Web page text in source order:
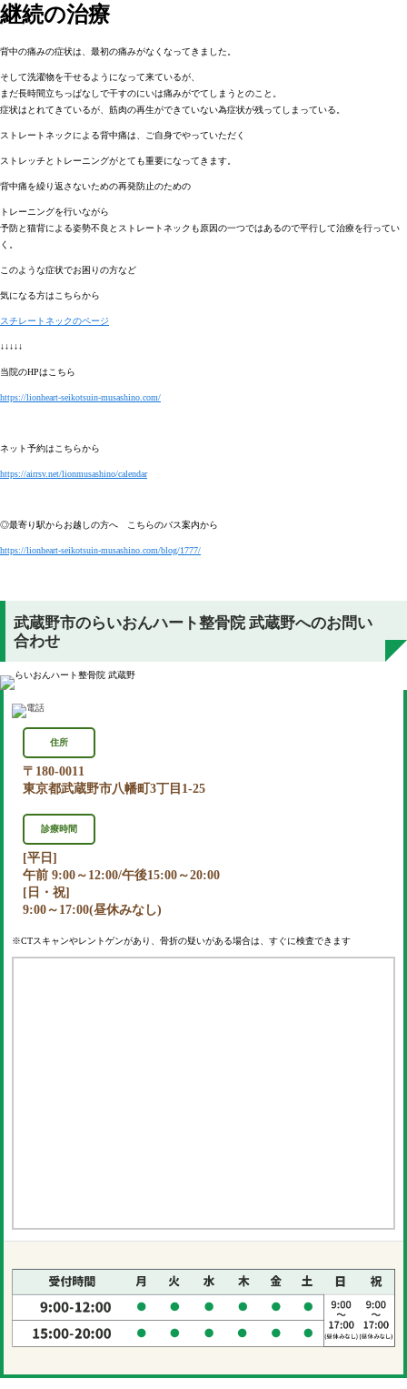
継続の治療
背中の痛みの症状は、最初の痛みがなくなってきました。
そして洗濯物を干せるようになって来ているが、
まだ長時間立ちっぱなしで干すのにいは痛みがでてしまうとのこと。
症状はとれてきているが、筋肉の再生ができていない為症状が残ってしまっている。
ストレートネックによる背中痛は、ご自身でやっていただく
ストレッチとトレーニングがとても重要になってきます。
背中痛を繰り返さないための再発防止のための
トレーニングを行いながら
予防と猫背による姿勢不良とストレートネックも原因の一つではあるので平行して治療を行ってい
く。
このような症状でお困りの方など
気になる方はこちらから
スチレートネックのページ
↓↓↓↓↓
当院のHPはこちら
https://lionheart-seikotsuin-musashino.com/
ネット予約はこちらから
https://airrsv.net/lionmusashino/calendar
◎最寄り駅からお越しの方へ こちらのバス案内から
https://lionheart-seikotsuin-musashino.com/blog/1777/
武蔵野市のらいおんハート整骨院 武蔵野へのお問い
合わせ
住所
〒180-0011
東京都武蔵野市八幡町3丁目1-25
診療時間
[平日]
午前 9:00～12:00/午後15:00～20:00
[日・祝]
9:00～17:00(昼休みなし)
※CTスキャンやレントゲンがあり、骨折の疑いがある場合は、すぐに検査できます